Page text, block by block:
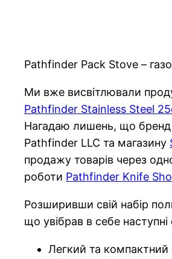
Pathfinder Pack Stove –
Ми вже висвітлювали
Pathfinder Stainless Steel
Нагадаю лишень, що бренд
Pathfinder LLC та магазину
продажу товарів через
роботи Pathfinder Knife
Розширивши свій набір
що увібрав в себе наступні
Легкий та компактний